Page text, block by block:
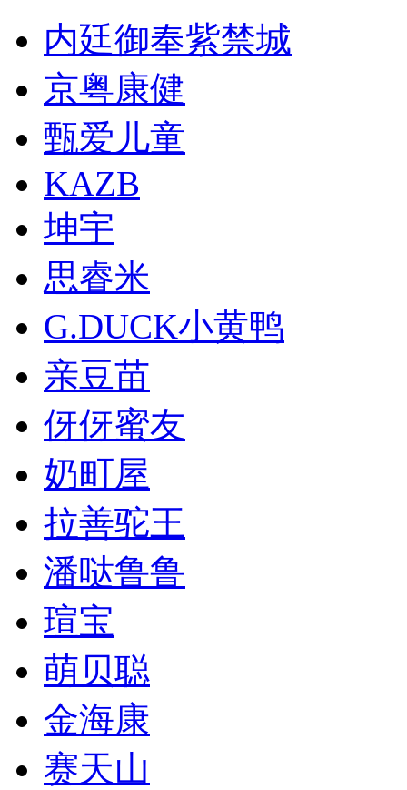
内廷御奉紫禁城
京粤康健
甄爱儿童
KAZB
坤宇
思睿米
G.DUCK小黄鸭
亲豆苗
伢伢蜜友
奶町屋
拉善驼王
潘哒鲁鲁
瑄宝
萌贝聪
金海康
赛天山